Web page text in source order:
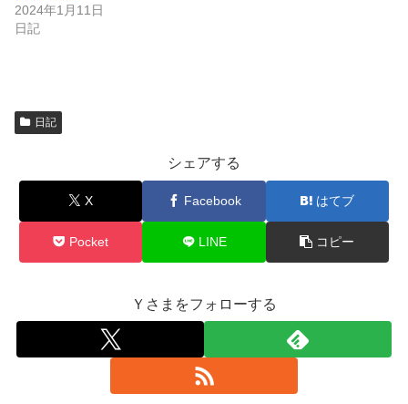
2024年1月11日
日記
日記
シェアする
X Facebook はてブ
Pocket LINE コピー
Ｙさまをフォローする